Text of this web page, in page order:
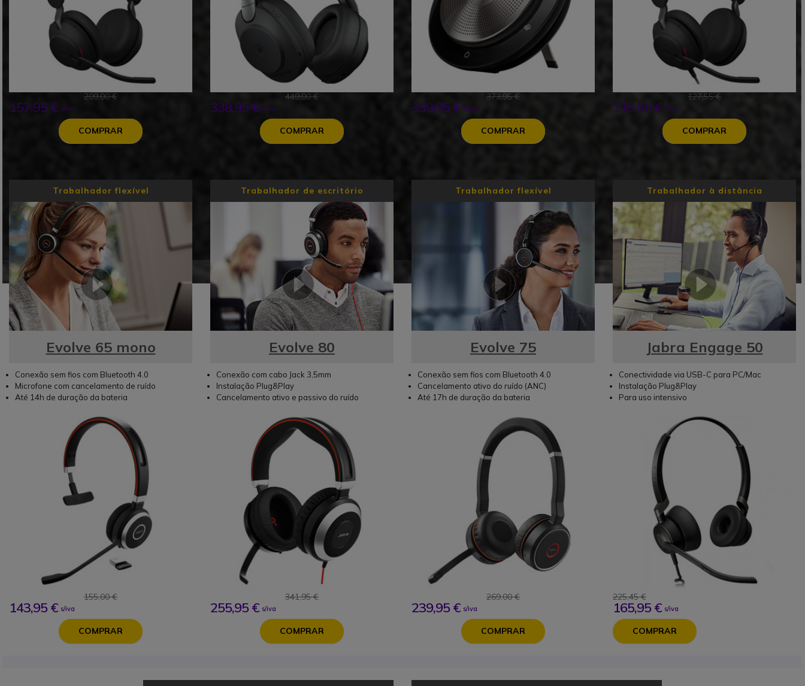
209,00 €
157,95 € s/iva
COMPRAR
449,00 €
338,95 € s/iva
COMPRAR
373,95 €
339,95 € s/iva
COMPRAR
127,55 €
115,95 € s/iva
COMPRAR
Trabalhador flexível
Evolve 65 mono
Conexão sem fios com Bluetooth 4.0
Microfone com cancelamento de ruído
Até 14h de duração da bateria
155,00 €
143,95 € s/iva
COMPRAR
Trabalhador de escritório
Evolve 80
Conexão com cabo Jack 3,5mm
Instalação Plug&Play
Cancelamento ativo e passivo do ruído
341,95 €
255,95 € s/iva
COMPRAR
Trabalhador flexível
Evolve 75
Conexão sem fios com Bluetooth 4.0
Cancelamento ativo do ruído (ANC)
Até 17h de duração da bateria
269,00 €
239,95 € s/iva
COMPRAR
Trabalhador à distância
Jabra Engage 50
Conectividade via USB-C para PC/Mac
Instalação Plug&Play
Para uso intensivo
225,45 €
165,95 € s/iva
COMPRAR